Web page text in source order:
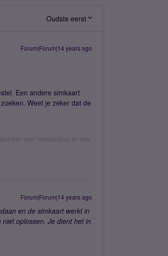
Oudste eerst
Forum|Forum|14 years ago
Een andere simkaart
Weet je zeker dat de
een moderator er om
Forum|Forum|14 years ago
en de simkaart werkt in
oplossen. Je dient het in